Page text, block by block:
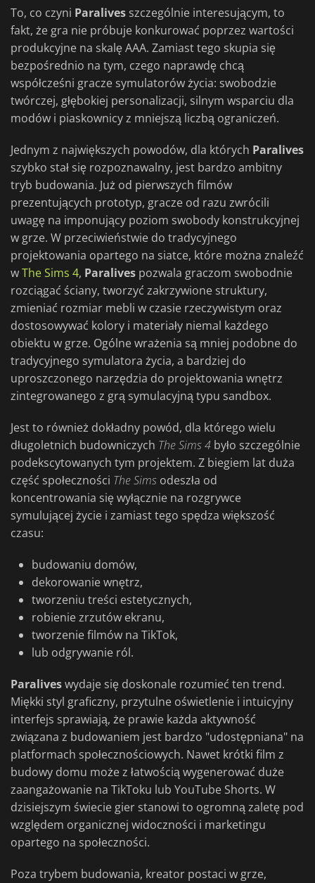
To, co czyni Paralives szczególnie interesującym, to
fakt, że gra nie próbuje konkurować poprzez wartości
produkcyjne na skalę AAA. Zamiast tego skupia się
bezpośrednio na tym, czego naprawdę chcą
współcześni gracze symulatorów życia: swobodzie
twórczej, głębokiej personalizacji, silnym wsparciu dla
modów i piaskownicy z mniejszą liczbą ograniczeń.
Jednym z największych powodów, dla których Paralives
szybko stał się rozpoznawalny, jest bardzo ambitny
tryb budowania. Już od pierwszych filmów
prezentujących prototyp, gracze od razu zwrócili
uwagę na imponujący poziom swobody konstrukcyjnej
w grze. W przeciwieństwie do tradycyjnego
projektowania opartego na siatce, które można znaleźć
wThe Sims 4, Paralives pozwala graczom swobodnie
rozciągać ściany, tworzyć zakrzywione struktury,
zmieniać rozmiar mebli w czasie rzeczywistym oraz
dostosowywać kolory i materiały niemal każdego
obiektu w grze. Ogólne wrażenia są mniej podobne do
tradycyjnego symulatora życia, a bardziej do
uproszczonego narzędzia do projektowania wnętrz
zintegrowanego z grą symulacyjną typu sandbox.
Jest to również dokładny powód, dla którego wielu
długoletnich budowniczych The Sims 4 było szczególnie
podekscytowanych tym projektem. Z biegiem lat duża
część społeczności TheSims odeszła od
koncentrowania się wyłącznie na rozgrywce
symulującej życie i zamiast tego spędza większość
czasu:
budowaniu domów,
dekorowanie wnętrz,
tworzeniu treści estetycznych,
robienie zrzutów ekranu,
tworzenie filmów na TikTok,
lub odgrywanie ról.
Paraliveswydaje się doskonale rozumieć ten trend.
Miękki styl graficzny, przytulne oświetlenie i intuicyjny
interfejs sprawiają, że prawie każda aktywność
związana z budowaniem jest bardzo "udostępniana" na
platformach społecznościowych. Nawet krótki film z
budowy domu może z łatwością wygenerować duże
zaangażowanie na TikToku lub YouTube Shorts. W
dzisiejszym świecie gier stanowi to ogromną zaletę pod
względem organicznej widoczności i marketingu
opartego na społeczności.
Poza trybem budowania, kreator postaci w grze,